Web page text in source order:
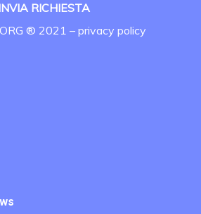
RICHIESTA
® 2021 –privacy policy